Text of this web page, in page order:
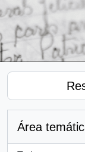
Área